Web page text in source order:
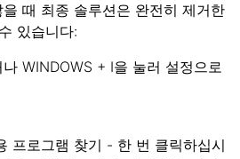
때 최종 솔루션은 완전히 제거한
있습니다:
WINDOWS + I을 눌러 설정으로
프로그램 찾기 - 한 번 클릭하십시